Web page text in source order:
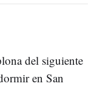
del siguiente
en San